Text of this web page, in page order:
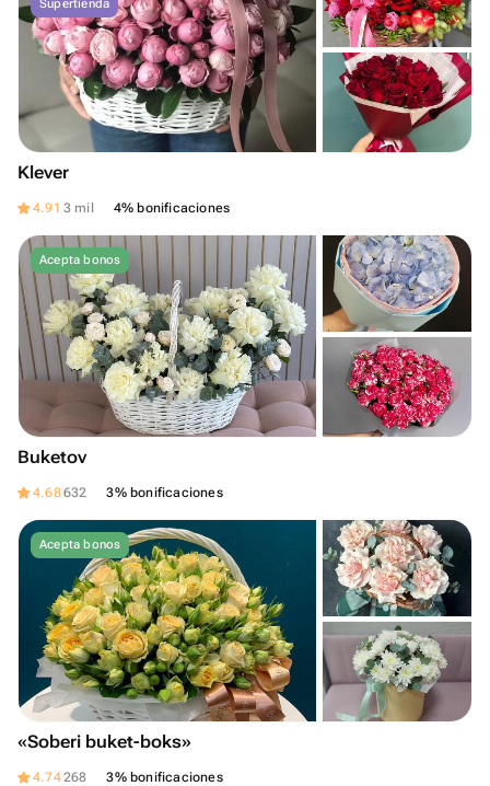
Supertienda
Klever
4.91 3 mil 4% bonificaciones
Acepta bonos
Buketov
4.68632 3% bonificaciones
Acepta bonos
«Soberi buket-boks»
4.74268 3% bonificaciones